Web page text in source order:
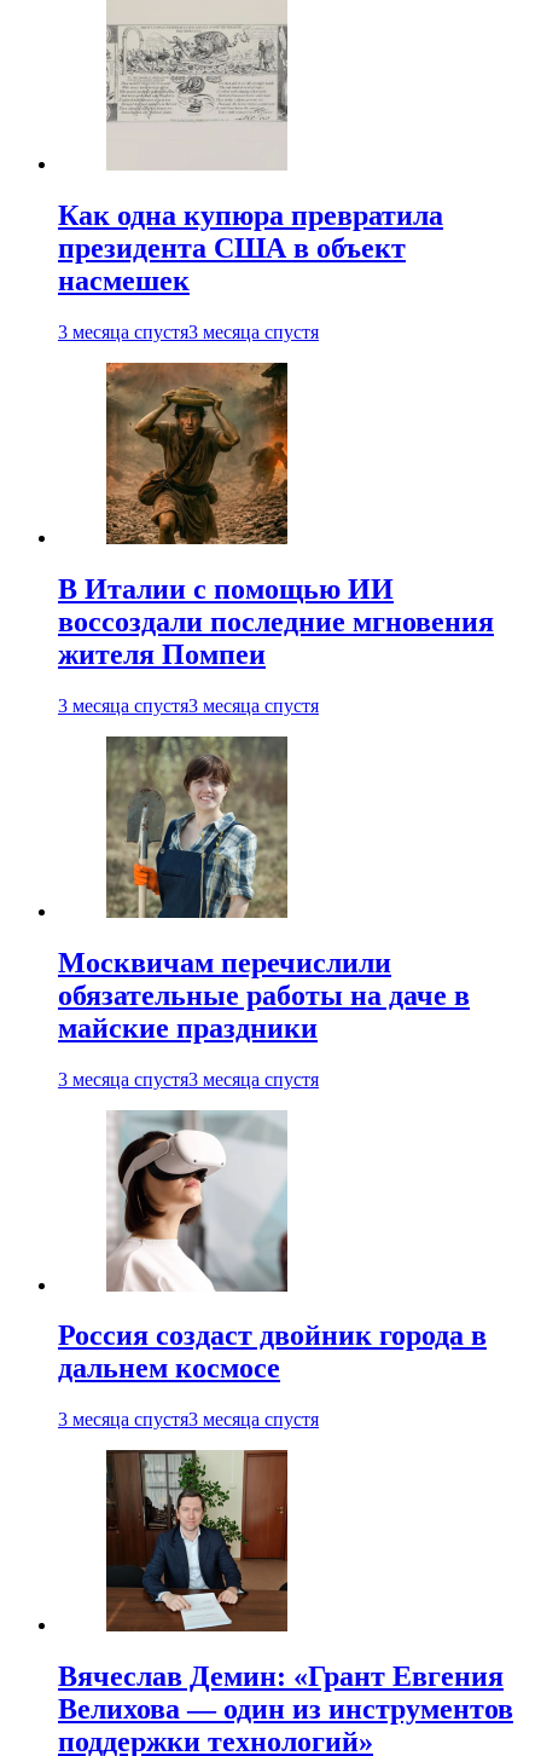
Как одна купюра превратила
президента США в объект
насмешек
3 месяца спустя3 месяца спустя
В Италии с помощью ИИ
воссоздали последние мгновения
жителя Помпеи
3 месяца спустя3 месяца спустя
Москвичам перечислили
обязательные работы на даче в
майские праздники
3 месяца спустя3 месяца спустя
Россия создаст двойник города в
дальнем космосе
3 месяца спустя3 месяца спустя
Вячеслав Демин: «Грант Евгения
Велихова — один из инструментов
поддержки технологий»